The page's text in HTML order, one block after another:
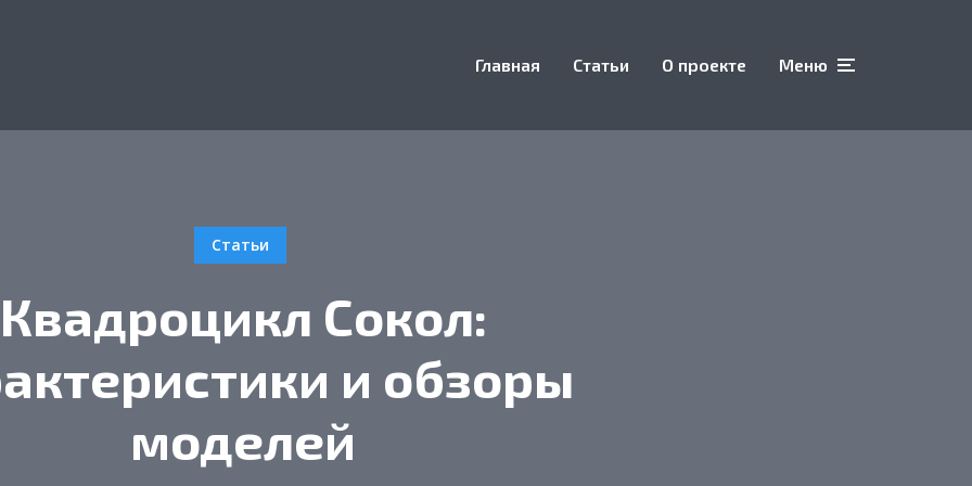
Главная Статьи О проекте Меню
Статьи
Квадроцикл Сокол:
и обзоры
моделей